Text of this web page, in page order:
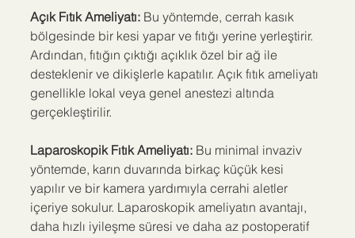
Açık Fıtık Ameliyatı: Bu yöntemde, cerrah kasık
bölgesinde bir kesi yapar ve fıtığı yerine yerleştirir.
Ardından, fıtığın çıktığı açıklık özel bir ağ ile
desteklenir ve dikişlerle kapatılır. Açık fıtık ameliyatı
genellikle lokal veya genel anestezi altında
gerçekleştirilir.
Laparoskopik Fıtık Ameliyatı: Bu minimal invaziv
yöntemde, karın duvarında birkaç küçük kesi
yapılır ve bir kamera yardımıyla cerrahi aletler
içeriye sokulur. Laparoskopik ameliyatın avantajı,
daha hızlı iyileşme süresi ve daha az postoperatif